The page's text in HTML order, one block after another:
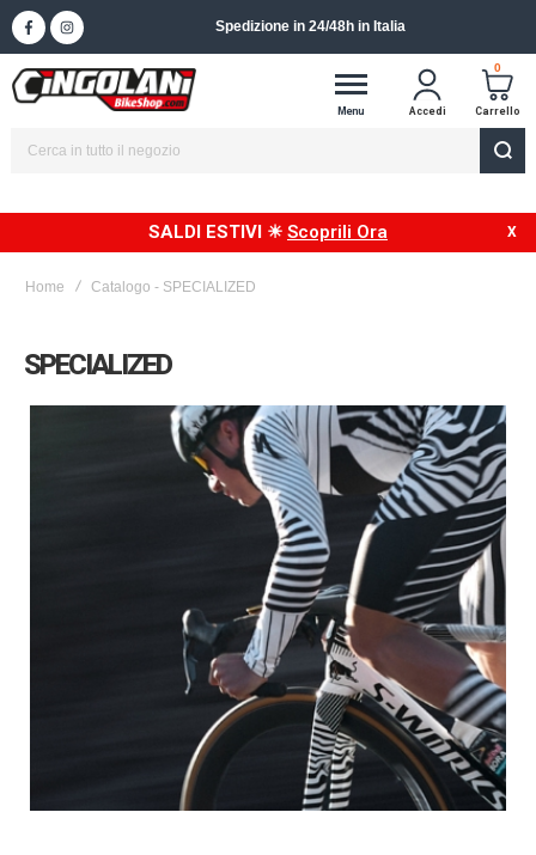
Spedizione in 24/48h in Italia
Menu Accedi
0
Carrello
SALDI ESTIVI ☀ Scoprili Ora
Home Catalogo - SPECIALIZED
SPECIALIZED